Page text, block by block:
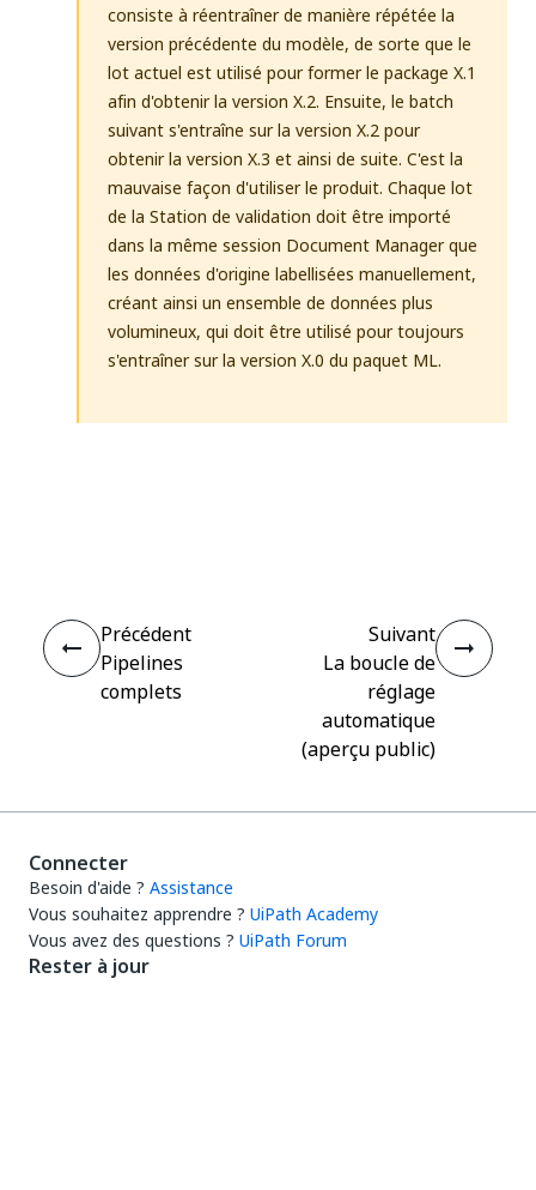
consiste à réentraîner de manière répétée la
version précédente du modèle, de sorte que le
lot actuel est utilisé pour former le package X.1
afin d'obtenir la version X.2. Ensuite, le batch
suivant s'entraîne sur la version X.2 pour
obtenir la version X.3 et ainsi de suite. C'est la
mauvaise façon d'utiliser le produit. Chaque lot
de la Station de validation doit être importé
dans la même session Document Manager que
les données d'origine labellisées manuellement,
créant ainsi un ensemble de données plus
volumineux, qui doit être utilisé pour toujours
s'entraîner sur la version X.0 du paquet ML.
Précédent
Pipelines
complets
Suivant
La boucle de
réglage
automatique
(aperçu public)
Connecter
Besoin d'aide ? Assistance
Vous souhaitez apprendre ? UiPath Academy
Vous avez des questions ? UiPath Forum
Rester à jour